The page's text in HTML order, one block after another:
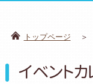
トップページ
イベント